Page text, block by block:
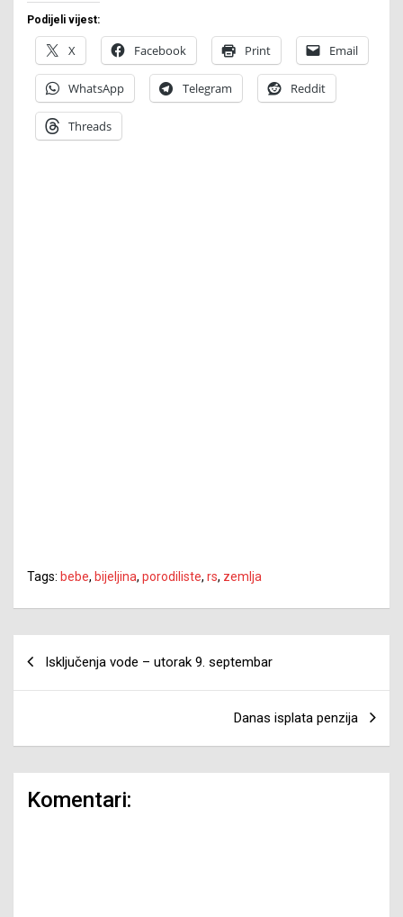
Podijeli vijest:
X Facebook Print Email
WhatsApp Telegram Reddit
Threads
Tags: bebe, bijeljina, porodiliste, rs, zemlja
članaka
Isključenja vode – utorak 9. septembar
Danas isplata penzija
Komentari: